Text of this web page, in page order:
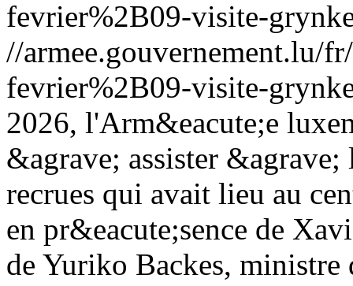
fevrier%2B09-visite-
//armee.gouvernement.lu/
fevrier%2B09-visite-
2026, l'Arm&eacute;e
&agrave; assister &agrave;
recrues qui avait lieu au
en pr&eacute;sence de
de Yuriko Backes,